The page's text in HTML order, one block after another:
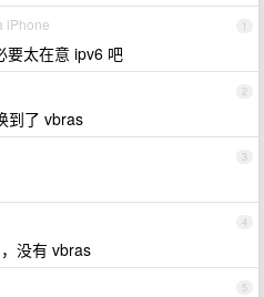
1
iPhone
要太在意 ipv6 吧
2
到了 vbras
3
4
没有 vbras
5